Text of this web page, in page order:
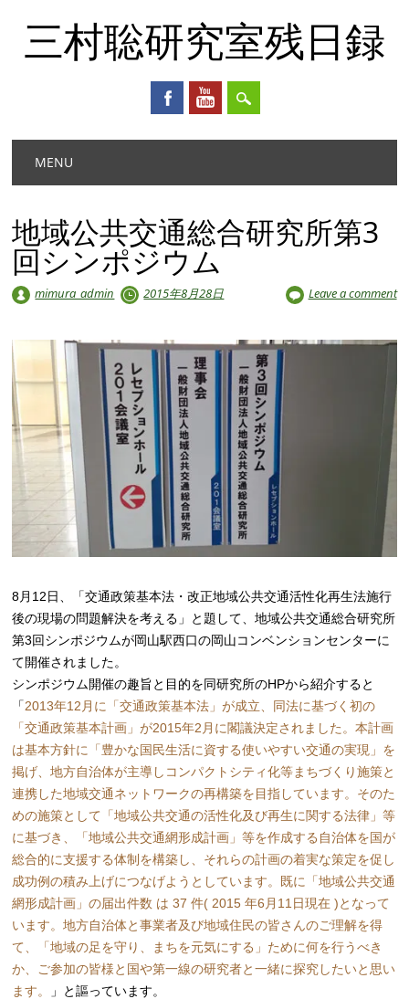
三村聡研究室残日録
Main menu
MENU
地域公共交通総合研究所第3
回シンポジウム
mimura_admin 2015年8月28日 Leave a comment
8月12日、「交通政策基本法・改正地域公共交通活性化再生法施行
後の現場の問題解決を考える」と題して、地域公共交通総合研究所
第3回シンポジウムが岡山駅西口の岡山コンベンションセンターに
て開催されました。
シンポジウム開催の趣旨と目的を同研究所のHPから紹介すると
「2013年12月に「交通政策基本法」が成立、同法に基づく初の
「交通政策基本計画」が2015年2月に閣議決定されました。本計画
は基本方針に「豊かな国民生活に資する使いやすい交通の実現」を
掲げ、地方自治体が主導しコンパクトシティ化等まちづくり施策と
連携した地域交通ネットワークの再構築を目指しています。そのた
めの施策として「地域公共交通の活性化及び再生に関する法律」等
に基づき、「地域公共交通網形成計画」等を作成する自治体を国が
総合的に支援する体制を構築し、それらの計画の着実な策定を促し
成功例の積み上げにつなげようとしています。既に「地域公共交通
網形成計画」の届出件数 は 37 件( 2015 年6月11日現在 )となって
います。地方自治体と事業者及び地域住民の皆さんのご理解を得
て、「地域の足を守り、まちを元気にする」ために何を行うべき
か、ご参加の皆様と国や第一線の研究者と一緒に探究したいと思い
ます。
」と謳っています。